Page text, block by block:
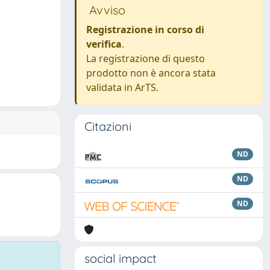
Avviso
Registrazione in corso di
verifica.
La registrazione di questo
prodotto non è ancora stata
validata in ArTS.
Citazioni
ND
ND
ND
social impact